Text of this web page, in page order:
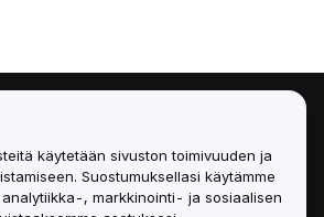
käytetään sivuston toimivuuden ja
Suostumuksellasi käytämme
, markkinointi- ja sosiaalisen